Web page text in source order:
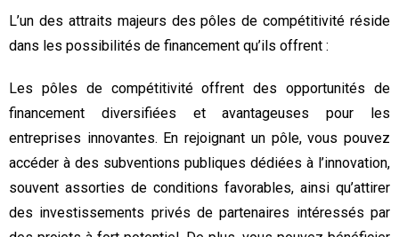
L’un des attraits majeurs des pôles de compétitivité réside
dans les possibilités de financement qu’ils offrent :
Les pôles de compétitivité offrent des opportunités de
financement diversifiées et avantageuses pour les
entreprises innovantes. En rejoignant un pôle, vous pouvez
accéder à des subventions publiques dédiées à l’innovation,
souvent assorties de conditions favorables, ainsi qu’attirer
des investissements privés de partenaires intéressés par